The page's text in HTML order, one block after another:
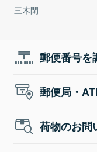
三木閉
郵便番号を
郵便局・
荷物のお問